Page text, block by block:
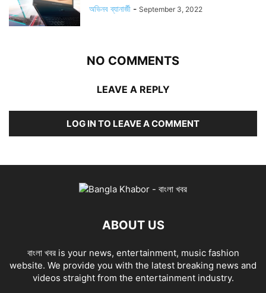
অভিনব ব্যানার্জী - September 3, 2022
NO COMMENTS
LEAVE A REPLY
LOG IN TO LEAVE A COMMENT
ABOUT US
বাংলা খবর is your news, entertainment, music fashion
website. We provide you with the latest breaking news and
videos straight from the entertainment industry.